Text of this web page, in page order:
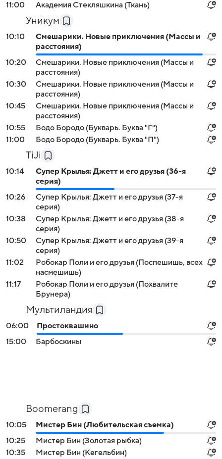
11:00
Академия Стекляшкина (Ткань)
Уникум
10:10
Смешарики. Новые приключения (Массы и
расстояния)
10:20
Смешарики. Новые приключения (Массы и
расстояния)
10:30
Смешарики. Новые приключения (Массы и
расстояния)
10:45
Смешарики. Новые приключения (Массы и
расстояния)
10:55
Бодо Бородо (Букварь. Буква "Г")
11:00
Бодо Бородо (Букварь. Буква "П")
TiJi
10:14
Супер Крылья: Джетт и его друзья (36-я
серия)
10:26
Супер Крылья: Джетт и его друзья (37-я
серия)
10:38
Супер Крылья: Джетт и его друзья (38-я
серия)
10:50
Супер Крылья: Джетт и его друзья (39-я
серия)
11:02
Робокар Поли и его друзья (Поспешишь, всех
насмешишь)
11:17
Робокар Поли и его друзья (Похвалите
Брунера)
Мультиландия
06:00
Простоквашино
15:00
Барбоскины
Boomerang
10:05
Мистер Бин (Любительская съемка)
10:25
Мистер Бин (Золотая рыбка)
10:35
Мистер Бин (Кегельбин)